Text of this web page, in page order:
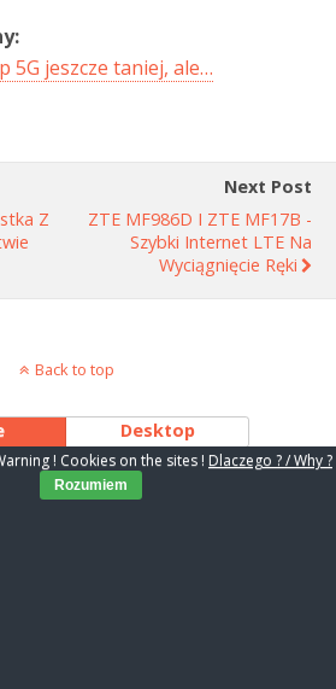
5G jeszcze taniej, ale…
Z
Next Post
ZTE MF986D I ZTE MF17B -
Szybki Internet LTE Na
Wyciągnięcie Ręki
Back to top
Desktop
! Cookies on the sites ! Dlaczego ? / Why ?
Rozumiem